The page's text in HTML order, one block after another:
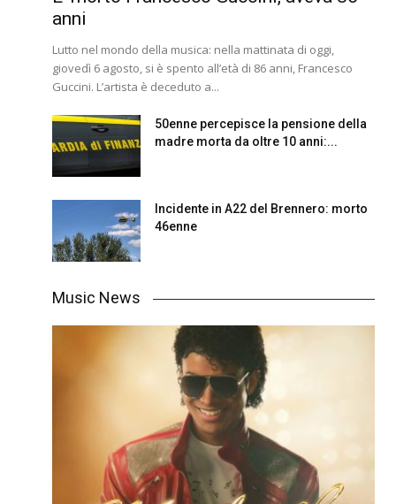
anni
Lutto nel mondo della musica: nella mattinata di oggi,
giovedì 6 agosto, si è spento all’età di 86 anni, Francesco
Guccini. L’artista è deceduto a...
50enne percepisce la pensione della
madre morta da oltre 10 anni:...
Incidente in A22 del Brennero: morto
46enne
Music News